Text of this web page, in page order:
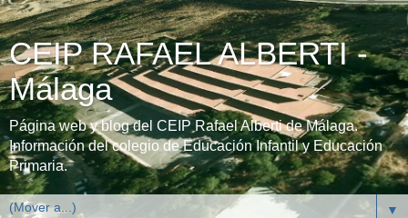
CEIP RAFAEL ALBERTI -
Málaga
Página web y blog del CEIP Rafael Alberti de Málaga.
Información del colegio de Educación Infantil y Educación
Primaria.
▼